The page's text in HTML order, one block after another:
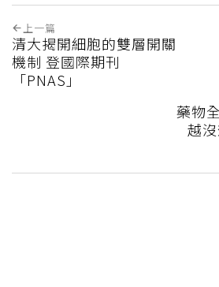
上一篇
清大揭開細胞的雙層開關
機制 登國際期刊
「PNAS」
藥物
越